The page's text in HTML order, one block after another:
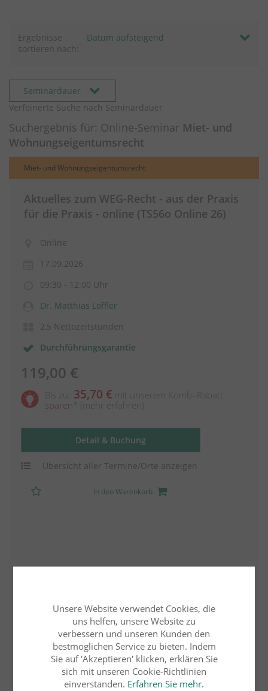
Ergebnisse
sortieren nach:
Seminardauer
Verfeinerte Suche nach Seminardauer
Suchergebnis für: Online-Seminar Miet- und
Wohnungseigentumsrecht
Miet- und Wohnungseigentumsrecht
Aktuelles zum WEG-Recht - aus der Praxis
für die Praxis - online (TS56o Online 26)
Online
17.09.2026
09:30 - 12:00 Uhr
Dr. Matthias Löffler
2,5 Nettozeitstunden
Durchführungsgarantie
119,00 €
Bis zu: 35,70 € mit unserem Kombi-Rabatt
sparen
(mehr erfahren)
Detail & Buchung
Übersicht aller Termine/Orte anzeigen
In den Warenkorb
Unsere Website verwendet Cookies, die
uns helfen, unsere Website zu
verbessern und unseren Kunden den
bestmöglichen Service zu bieten. Indem
Sie auf 'Akzeptieren' klicken, erklären Sie
sich mit unseren Cookie-Richtlinien
einverstanden. Erfahren Sie mehr.